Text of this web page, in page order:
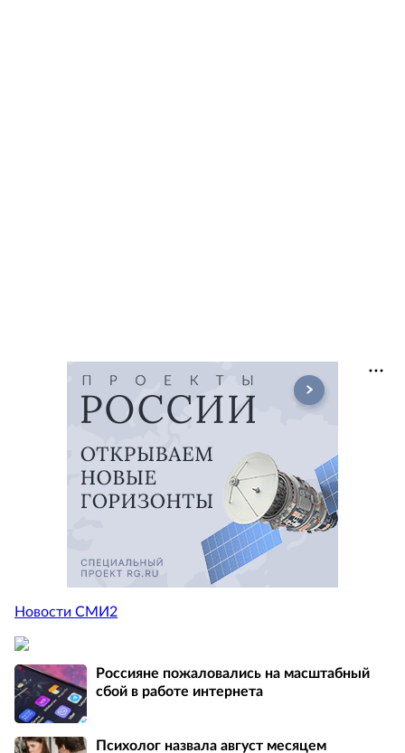
Новости СМИ2
Россияне пожаловались на масштабный
сбой в работе интернета
Психолог назвала август месяцем